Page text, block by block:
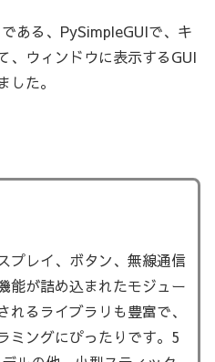
ある、PySimpleGUIで、キ
、ウィンドウに表示するGUI
た。
プレイ、ボタン、無線通信
能が詰め込まれたモジュー
るライブラリも豊富で、
ミングにぴったりです。5